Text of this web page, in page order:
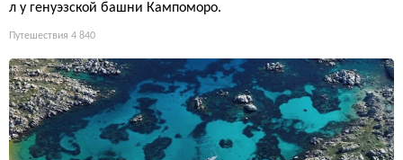
л у генуэзской башни Кампоморо.
Путешествия 4 840